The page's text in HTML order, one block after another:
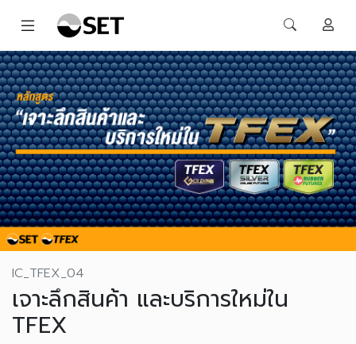
IC_TFEX_04
เจาะลึกสินค้า และบริการใหม่ใน
TFEX